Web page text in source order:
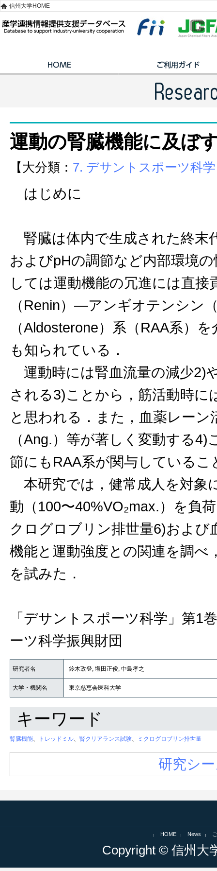
信州大学HOME
運動の腎臓機能に及ぼ
【大分類： 7. デサントスポーツ科学
はじめに
腎臓は体内で生成された終末
およびpHの調節など内部環境
しては運動機能の冗進には直
（Renin）―アンギオテンシン
（Aldosterone）系（RAA系）
も知られている．
運動時には腎血流量の減少2)
される3)ことから，筋活動時に
と思われる．また，血薬レー
（Ang.）等が著しく変動する
節にもRAA系が関与している
本研究では，健常成人を対象
動（100〜40%VO₂max.）を負
クログロブリン排世量6)および
機能と運動強度との関連を調べ
を試みた．
「デサントスポーツ科学」第1
ーツ科学振興財団
研究者名 鈴木政登, 塩田正俊, 中島孝之
大学・機関名 東京慈恵会医科大学
キーワード
腎臓機能、 トレッドミル、 腎クリアランス試験、 ミクログロブリン排世量
研究シ
HOME News
Copyright © 信州大